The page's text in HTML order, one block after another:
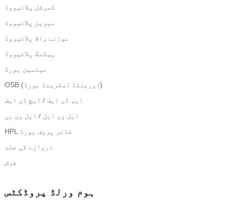
کمرشل پلائیووڈ
میرین پلائیووڈ
موڑنے والا پلائیووڈ
پیکنگ پلائیووڈ
میلمین بورڈ
OSB (اورینٹڈ اسٹرینڈ بورڈ)
ایم ڈی ایف / ایچ ڈی ایف
ایل وی ایل / ایل وی بی
HPL فائر پروف بورڈ
دروازے کی جلد
فرش
ہوم ورلڈ پروڈکٹس